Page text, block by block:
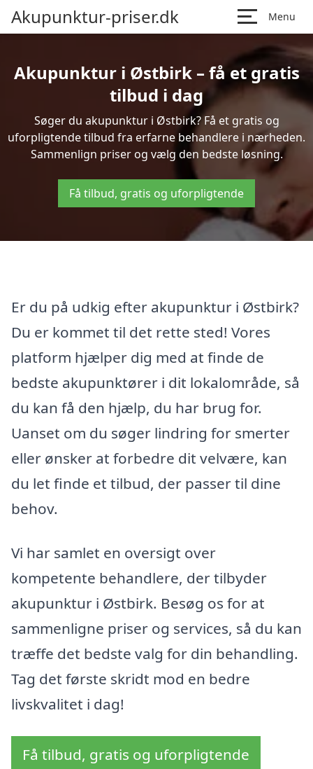
Akupunktur-priser.dk Menu
Akupunktur i Østbirk – få et gratis
tilbud i dag
Søger du akupunktur i Østbirk? Få et gratis og
uforpligtende tilbud fra erfarne behandlere i nærheden.
Sammenlign priser og vælg den bedste løsning.
Få tilbud, gratis og uforpligtende
Er du på udkig efter akupunktur i Østbirk?
Du er kommet til det rette sted! Vores
platform hjælper dig med at finde de
bedste akupunktører i dit lokalområde, så
du kan få den hjælp, du har brug for.
Uanset om du søger lindring for smerter
eller ønsker at forbedre dit velvære, kan
du let finde et tilbud, der passer til dine
behov.
Vi har samlet en oversigt over
kompetente behandlere, der tilbyder
akupunktur i Østbirk. Besøg os for at
sammenligne priser og services, så du kan
træffe det bedste valg for din behandling.
Tag det første skridt mod en bedre
livskvalitet i dag!
Få tilbud, gratis og uforpligtende